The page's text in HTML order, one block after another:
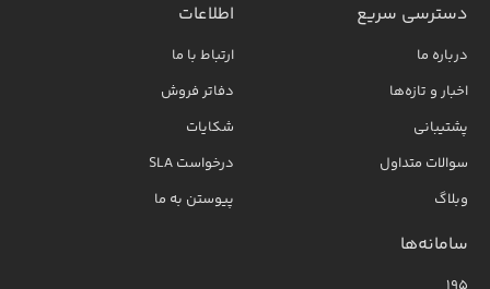
دسترسی سریع
درباره ما
اخبار و تازه‌ها
پشتیبانی
سوالات متداول
وبلاگ
اطلاعات
ارتباط با ما
دفاتر فروش
شکایات
درخواست SLA
پیوستن به ما
سامانه‌ها